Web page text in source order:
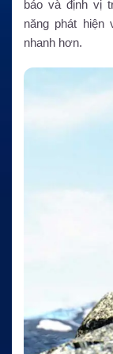
báo và định vị
năng phát
nhanh hơn.